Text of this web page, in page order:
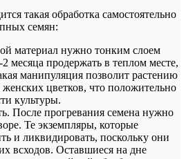
такая обработка самостоятельно
семян:
материал нужно тонким слоем
месяца продержать в теплом месте,
манипуляция позволит растению
женских цветков, что положительно
культуры.
После прогревания семена нужно
Те экземпляры, которые
и ликвидировать, поскольку они
всходов. Оставшиеся на дне